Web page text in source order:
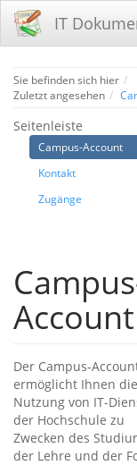
IT
Sie befinden sich hier
Zuletzt angesehen
Seitenleiste
Campus-Account
Kontakt
Zugänge
Account
Der Campus-
ermöglicht Ihnen die
Nutzung von IT-
der Hochschule zu
Zwecken des
der Lehre und der